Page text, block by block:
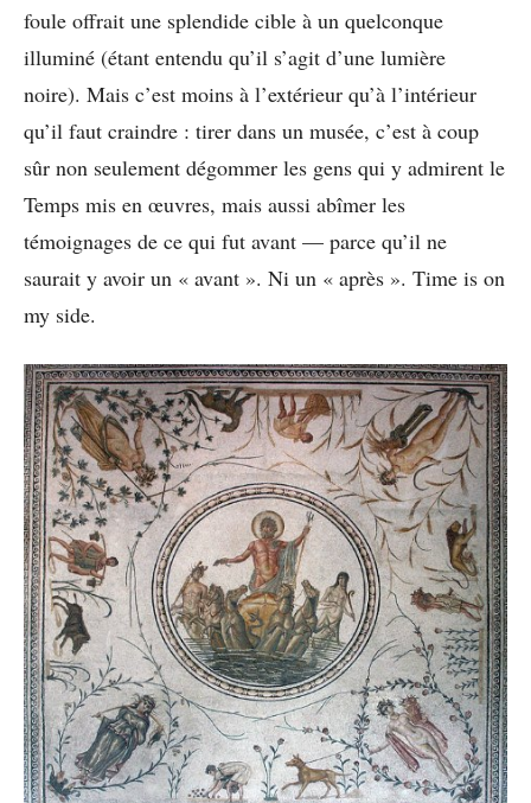
foule offrait une splendide cible à un quelconque
illuminé (étant entendu qu’il s’agit d’une lumière
noire). Mais c’est moins à l’extérieur qu’à l’intérieur
qu’il faut craindre : tirer dans un musée, c’est à coup
sûr non seulement dégommer les gens qui y admirent le
Temps mis en œuvres, mais aussi abîmer les
témoignages de ce qui fut avant — parce qu’il ne
saurait y avoir un « avant ». Ni un « après ». Time is on
my side.